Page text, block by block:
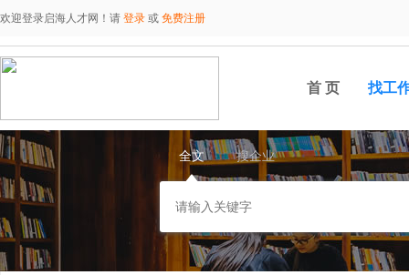
欢迎登录启海人才网！请 登录 或 免费注册
首 页 找工
全文 搜企业